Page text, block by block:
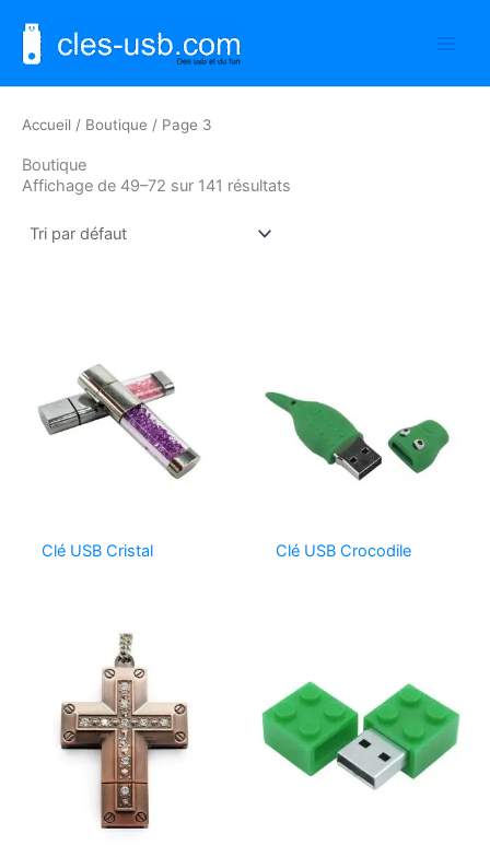
contenu
Accueil / Boutique / Page 3
Boutique
Affichage de 49–72 sur 141 résultats
Clé USB Cristal Clé USB Crocodile